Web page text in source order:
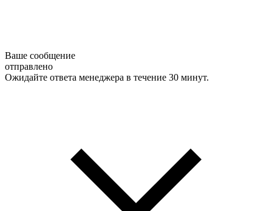
Ваше сообщение
отправлено
Ожидайте ответа менеджера в течение 30 минут.